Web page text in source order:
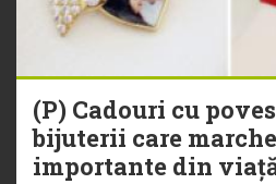
(P) Cadouri cu
bijuterii care
importante din